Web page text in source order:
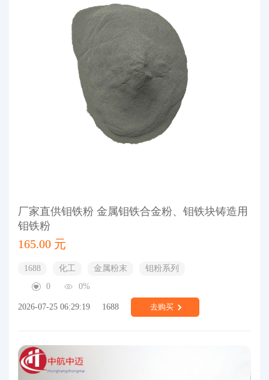
厂家直供钼铁粉 金属钼铁合金粉、钼铁块铸造用
钼铁粉
165.00 元
1688 化工 金属粉末
钼粉系列
0
0%
2026-07-25 06:29:19 1688 去购买